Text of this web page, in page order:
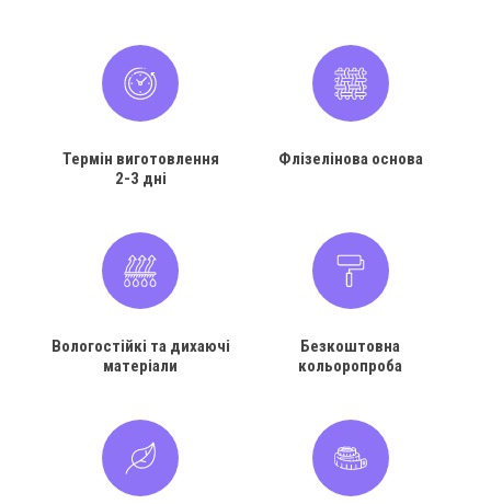
Термін виготовлення
2-3 дні
Флізелінова основа
Вологостійкі та дихаючі
матеріали
Безкоштовна
кольоропроба